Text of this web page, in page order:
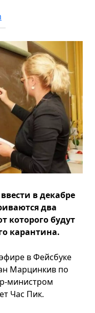
в декабре
два
которого будут
карантина.
в Фейсбуке
Марцинкив по
министром
Час Пик.